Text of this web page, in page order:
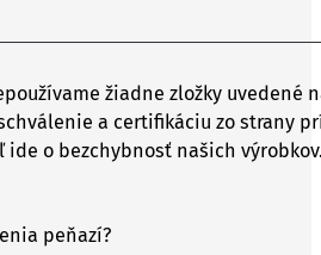
žiadne zložky uvedené
a certifikáciu zo strany
o bezchybnosť našich
peňazí?